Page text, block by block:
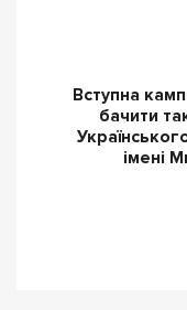
Вступна
бачити
імені